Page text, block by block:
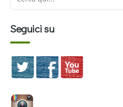
Seguici su